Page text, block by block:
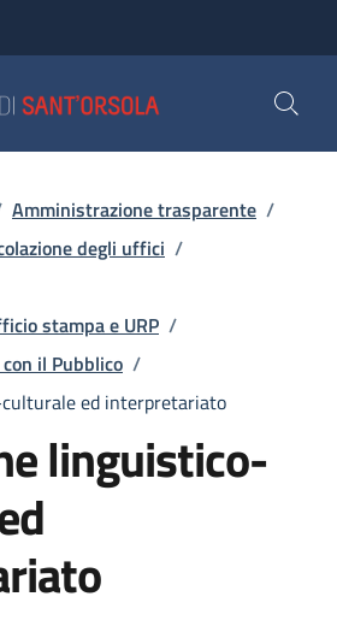
Amministrazione trasparente /
degli uffici /
stampa e URP /
il Pubblico /
ed interpretariato
linguistico-